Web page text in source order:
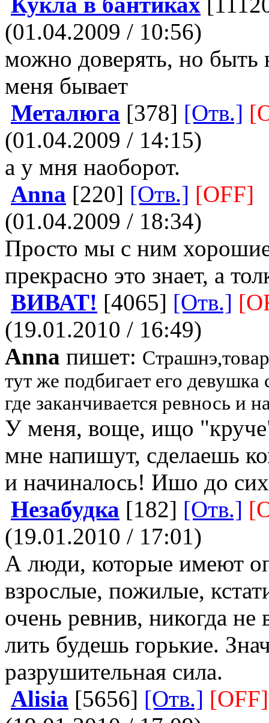
(01.04.2009 / 10:56)
можно доверять, но быть
меня бывает
Металюга [378] [Отв.]
(01.04.2009 / 14:15)
а у мня наоборот.
Anna [220] [Отв.] [OFF]
(01.04.2009 / 18:34)
Просто мы с ним
прекрасно это знает, а
ВИВАТ! [4065] [Отв.]
(19.01.2010 / 16:49)
Anna пишет:
тут же подбигает его
где заканчивается ревнось и
У меня, воще, ищо
мне напишут, сделаешь
и начиналось! Ишо до
Незабудка [182] [Отв.]
(19.01.2010 / 17:01)
А люди, которые имеют
взрослые, пожилые,
очень ревнив, никогда
лить будешь горькие.
разрушительная сила.
Alisia [5656] [Отв.] [OFF]